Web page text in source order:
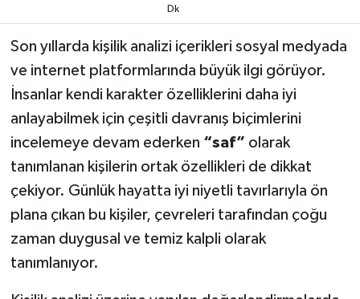
Dk
Son yıllarda kişilik analizi içerikleri sosyal medyada
ve internet platformlarında büyük ilgi görüyor.
İnsanlar kendi karakter özelliklerini daha iyi
anlayabilmek için çeşitli davranış biçimlerini
incelemeye devam ederken “saf” olarak
tanımlanan kişilerin ortak özellikleri de dikkat
çekiyor. Günlük hayatta iyi niyetli tavırlarıyla ön
plana çıkan bu kişiler, çevreleri tarafından çoğu
zaman duygusal ve temiz kalpli olarak
tanımlanıyor.